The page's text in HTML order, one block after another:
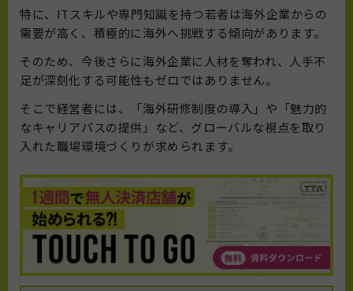
特に、ITスキルや専門知識を持つ若者は海外企業からの
需要が高く、積極的に海外へ挑戦する傾向があります。
そのため、今後さらに海外企業に人材を奪われ、人手不
足が深刻化する可能性もゼロではありません。
そこで経営者には、「海外研修制度の導入」や「魅力的
なキャリアパスの提供」など、グローバルな視点を取り
入れた職場環境づくりが求められます。